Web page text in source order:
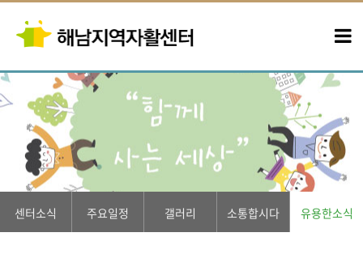
센터소식 주요일정 갤러리 소통합시다 유용한소식